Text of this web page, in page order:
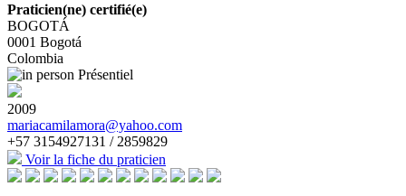
Praticien(ne) certifié(e)
BOGOTÁ
0001 Bogotá
Colombia
Présentiel
2009
mariacamilamora@yahoo.com
+57 3154927131 / 2859829
Voir la fiche du praticien